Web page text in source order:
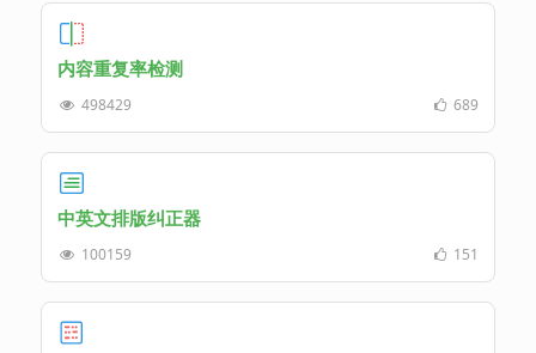
内容重复率检测
498429 689
中英文排版纠正器
100159 151